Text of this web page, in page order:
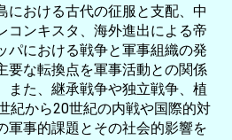
における古代の征服と支配、中
コンキスタ、海外進出による帝
パにおける戦争と軍事組織の発
要な転換点を軍事活動との関係
また、継承戦争や独立戦争、植
紀から20世紀の内戦や国際的対
軍事的課題とその社会的影響を